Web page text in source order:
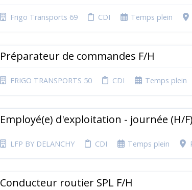
Frigo Transports 69 CDI Temps plein
Préparateur de commandes F/H
FRIGO TRANSPORTS 50 CDI Temps plein
Employé(e) d'exploitation - journée (H/F)
LFP BY DELANCHY CDI Temps plein
Conducteur routier SPL F/H